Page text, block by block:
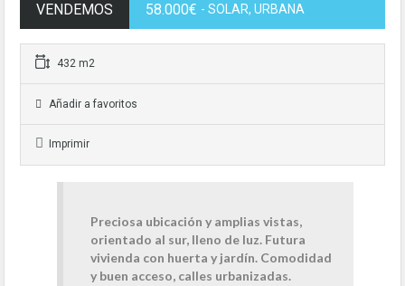
VENDEMOS 58.000€ - SOLAR, URBANA
432 m2
Añadir a favoritos
Imprimir
Preciosa ubicación y amplias vistas,
orientado al sur, lleno de luz. Futura
vivienda con huerta y jardín. Comodidad
y buen acceso, calles urbanizadas.